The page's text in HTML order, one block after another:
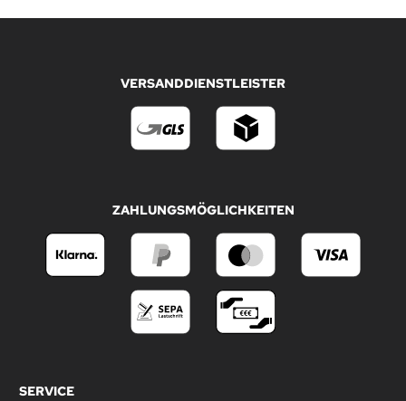
VERSANDDIENSTLEISTER
ZAHLUNGSMÖGLICHKEITEN
SERVICE